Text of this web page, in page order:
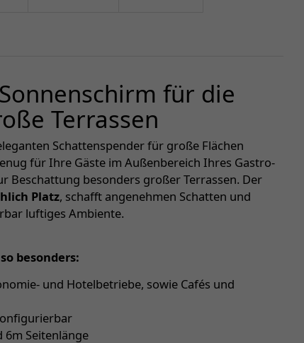
für die
Terrassen
Schattenspender für große Flächen
für Ihre Gäste im Außenbereich Ihres Gastro-
Beschattung besonders großer Terrassen. Der
Platz, schafft angenehmen Schatten und
luftiges Ambiente.
besonders:
und Hotelbetriebe, sowie Cafés und
6m Seitenlänge